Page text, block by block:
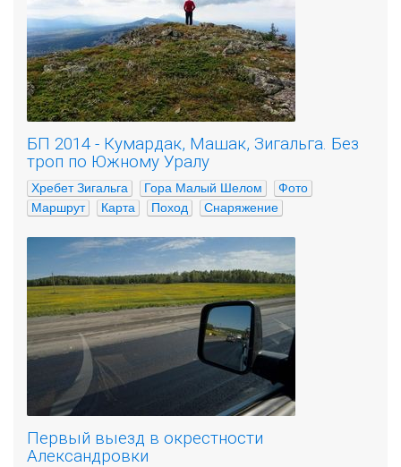
БП 2014 - Кумардак, Машак, Зигальга. Без
троп по Южному Уралу
Хребет Зигальга Гора Малый Шелом
Фото
Маршрут
Карта Поход Снаряжение
Первый выезд в окрестности
Александровки